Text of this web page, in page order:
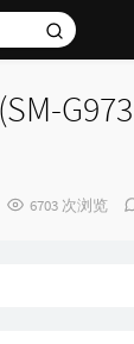
6703 次浏览